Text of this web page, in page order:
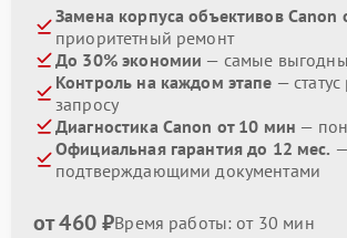
Замена корпуса объективов Canon
приоритетный ремонт
До 30% экономии — самые
Контроль на каждом этапе —
запросу
Диагностика Canon от 10 мин —
Официальная гарантия до 12 мес.
подтверждающими документами
от 460 ₽Время работы: от 30 мин